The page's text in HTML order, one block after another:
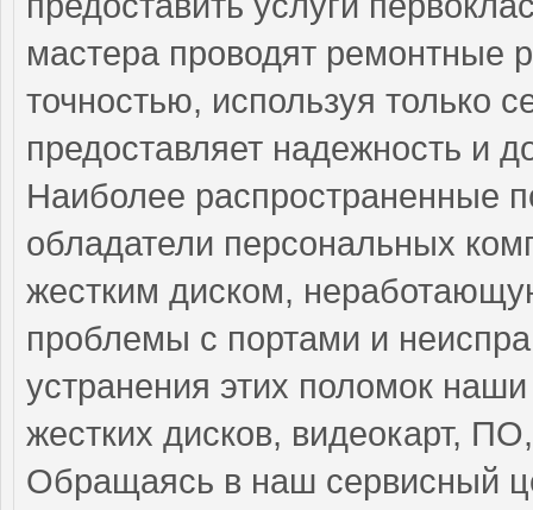
мастера проводят ремонтные
точностью, используя только
предоставляет надежность и
Наиболее распространенные
обладатели персональных
жестким диском,
проблемы с портами и
устранения этих поломок
жестких дисков, видеокарт,
Обращаясь в наш сервисный